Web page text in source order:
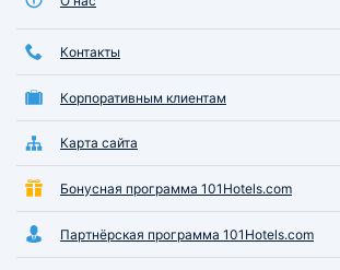
Контакты
Корпоративным клиентам
Карта сайта
Бонусная программа 101Hotels.com
Партнёрская программа 101Hotels.com